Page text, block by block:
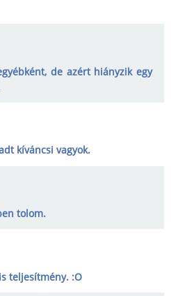
de azért hiányzik egy
kíváncsi vagyok.
tolom.
teljesítmény. :O